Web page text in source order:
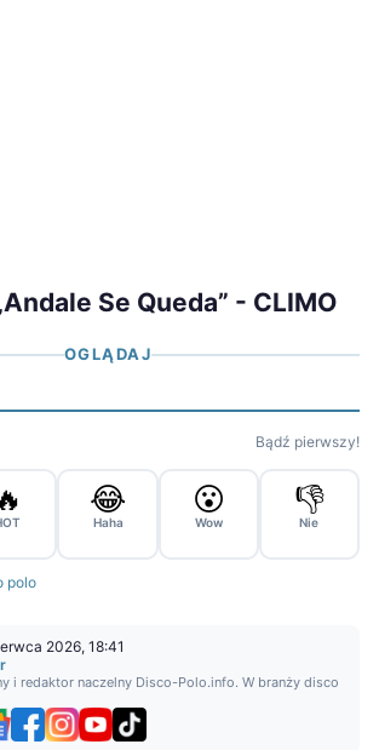
Se Queda” - CLIMO
OGLĄDAJ
Bądź pierwszy!
😂
Haha
😮
Wow
👎
Nie
polo
2026, 18:41
i redaktor naczelny Disco-Polo.info. W branży disco